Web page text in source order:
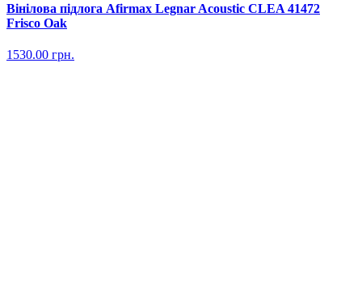
Вінілова підлога Afirmax Legnar Acoustic CLEA 41472
Frisco Oak
1530.00 грн.